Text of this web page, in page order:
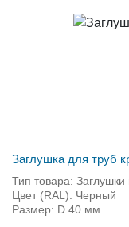
Заглушка для труб
Тип товара: Заглушки
Цвет (RAL): Черный
Размер: D 40 мм